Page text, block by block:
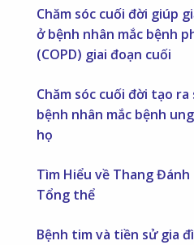
Chăm sóc cuối đời giúp
ở bệnh nhân mắc bệnh
(COPD) giai đoạn cuối
Chăm sóc cuối đời tạo
bệnh nhân mắc bệnh
họ
Tìm Hiểu về Thang Đánh
Tổng thể
Bệnh tim và tiền sử gia